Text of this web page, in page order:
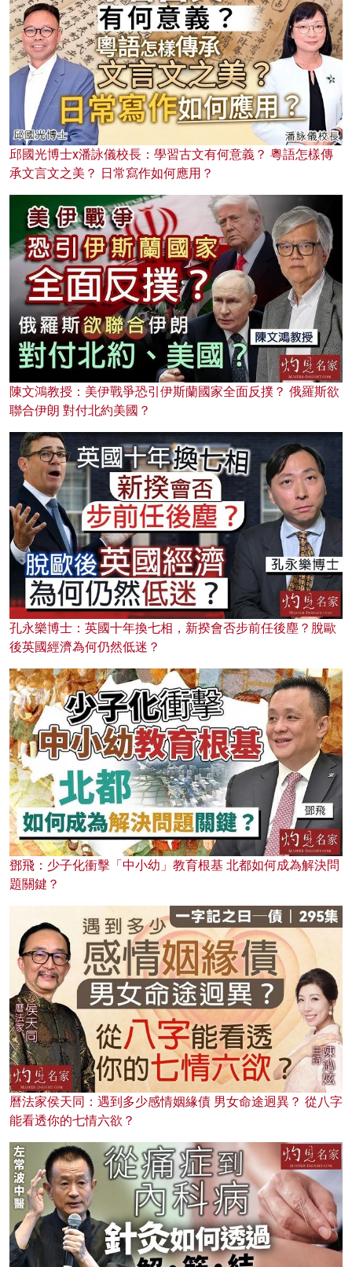
邱國光博士x潘詠儀校長：學習古文有何意義？ 粵語怎樣傳
承文言文之美？ 日常寫作如何應用？
陳文鴻教授：美伊戰爭恐引伊斯蘭國家全面反撲？ 俄羅斯欲
聯合伊朗 對付北約美國？
孔永樂博士：英國十年換七相，新揆會否步前任後塵？脫歐
後英國經濟為何仍然低迷？
鄧飛：少子化衝擊「中小幼」教育根基 北都如何成為解決問
題關鍵？
曆法家侯天同：遇到多少感情姻緣債 男女命途迥異？ 從八字
能看透你的七情六欲？